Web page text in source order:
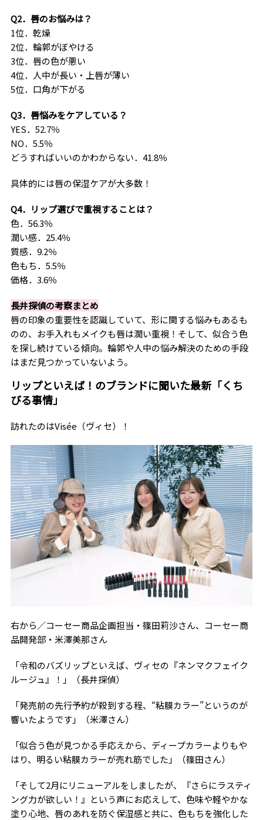
Q2．唇のお悩みは？
1位．乾燥
2位．輪郭がぼやける
3位．唇の色が悪い
4位．人中が長い・上唇が薄い
5位．口角が下がる
Q3．唇悩みをケアしている？
YES．52.7％
NO．5.5％
どうすればいいのかわからない．41.8％
具体的には唇の保湿ケアが大多数！
Q4．リップ選びで重視することは？
色．56.3％
潤い感．25.4％
質感．9.2％
色もち．5.5％
価格．3.6％
長井探偵の考察まとめ
唇の印象の重要性を認識していて、形に関する悩みもあるも
のの、お手入れもメイクも唇は潤い重視！そして、似合う色
を探し続けている傾向。輪郭や人中の悩み解決のための手段
はまだ見つかっていないよう。
リップといえば！のブランドに聞いた最新「くち
びる事情」
訪れたのはVisée（ヴィセ）！
右から／コーセー商品企画担当・篠田莉沙さん、コーセー商
品開発部・米澤美那さん
「令和のバズリップといえば、ヴィセの『ネンマクフェイク
ルージュ』！」（長井探偵）
「発売前の先行予約が殺到する程、“粘膜カラー”というのが
響いたようです」（米澤さん）
「似合う色が見つかる手応えから、ディープカラーよりもや
はり、明るい粘膜カラーが売れ筋でした」（篠田さん）
「そして2月にリニューアルをしましたが、『さらにラスティ
ング力が欲しい！』という声にお応えして、色味や軽やかな
塗り心地、唇のあれを防ぐ保湿感と共に、色もちを強化した